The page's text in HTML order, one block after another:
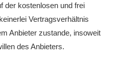
der kostenlosen und frei
Vertragsverhältnis
Anbieter zustande, insoweit
des Anbieters.